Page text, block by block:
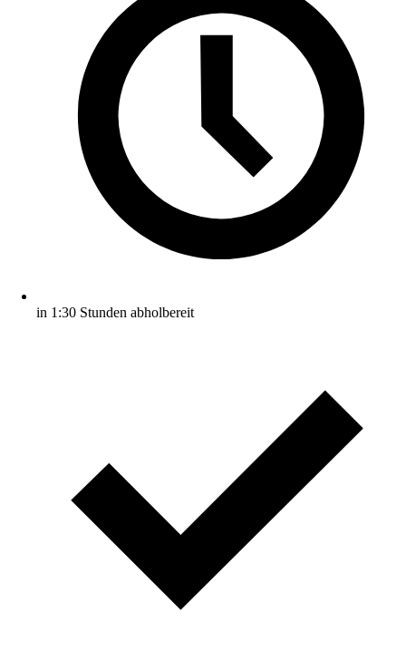
in 1:30 Stunden abholbereit